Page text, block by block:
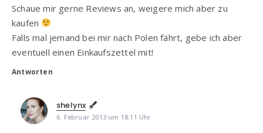
Schaue mir gerne Reviews an, weigere mich aber zu
kaufen
Falls mal jemand bei mir nach Polen fährt, gebe ich aber
eventuell einen Einkaufszettel mit!
Antworten
shelynx
6. Februar 2013 um 18:11 Uhr